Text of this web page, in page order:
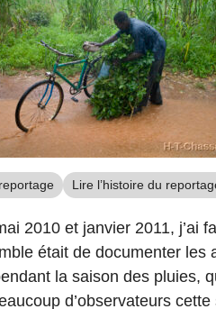
Lire l’histoire du
2010 et janvier 2011, j’ai
était de documenter
la saison des pluies,
d’observateurs